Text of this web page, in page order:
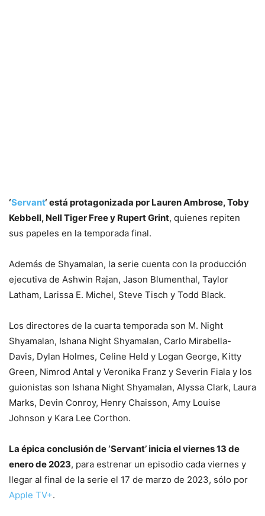
‘Servant‘ está protagonizada por Lauren Ambrose, Toby
Kebbell, Nell Tiger Free y Rupert Grint, quienes repiten
sus papeles en la temporada final.
Además de Shyamalan, la serie cuenta con la producción
ejecutiva de Ashwin Rajan, Jason Blumenthal, Taylor
Latham, Larissa E. Michel, Steve Tisch y Todd Black.
Los directores de la cuarta temporada son M. Night
Shyamalan, Ishana Night Shyamalan, Carlo Mirabella-
Davis, Dylan Holmes, Celine Held y Logan George, Kitty
Green, Nimrod Antal y Veronika Franz y Severin Fiala y los
guionistas son Ishana Night Shyamalan, Alyssa Clark, Laura
Marks, Devin Conroy, Henry Chaisson, Amy Louise
Johnson y Kara Lee Corthon.
La épica conclusión de ‘Servant’ inicia el viernes 13 de
enero de 2023, para estrenar un episodio cada viernes y
llegar al final de la serie el 17 de marzo de 2023, sólo por
Apple TV+.